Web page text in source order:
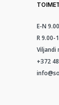
E-N
R 9.00-
Viljandi
+372